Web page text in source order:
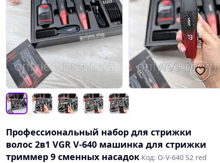
Профессиональный набор для стрижки
волос 2в1 VGR V-640 машинка для стрижки
триммер 9 сменных насадок Код: О-V-640 S2 red